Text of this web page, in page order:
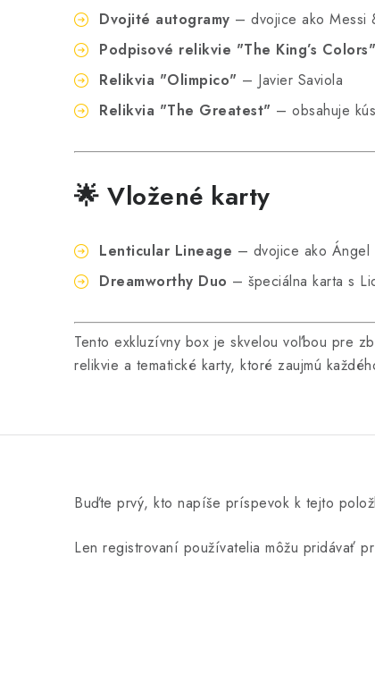
Dvojité autogramy – dvojice ako Messi
Podpisové relikvie "The King’s Colors"
Relikvia "Olimpico" – Javier Saviola
Relikvia "The Greatest" – obsahuje
🌟 Vložené karty
Lenticular Lineage – dvojice ako Ángel
Dreamworthy Duo – špeciálna karta s
Tento exkluzívny box je skvelou voľbou pre
relikvie a tematické karty, ktoré zaujmú
Buďte prvý, kto napíše príspevok k tejto
Len registrovaní používatelia môžu pridávať